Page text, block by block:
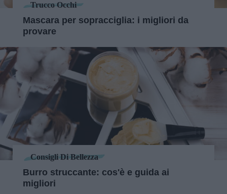
Trucco Occhi
Mascara per sopracciglia: i migliori da
provare
Consigli Di Bellezza
Burro struccante: cos'è e guida ai
migliori